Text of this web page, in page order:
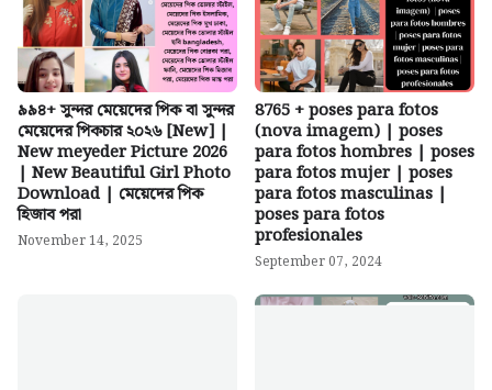
৯৯৪+ সুন্দর মেয়েদের পিক বা সুন্দর
মেয়েদের পিকচার ২০২৬ [New] |
New meyeder Picture 2026
| New Beautiful Girl Photo
Download | মেয়েদের পিক
হিজাব পরা
November 14, 2025
8765 + poses para fotos
(nova imagem) | poses
para fotos hombres | poses
para fotos mujer | poses
para fotos masculinas |
poses para fotos
profesionales
September 07, 2024